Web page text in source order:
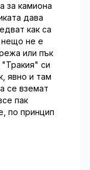
за камиона
дава
как са
не е
или пък
си
явно и там
се вземат
пак
по принцип